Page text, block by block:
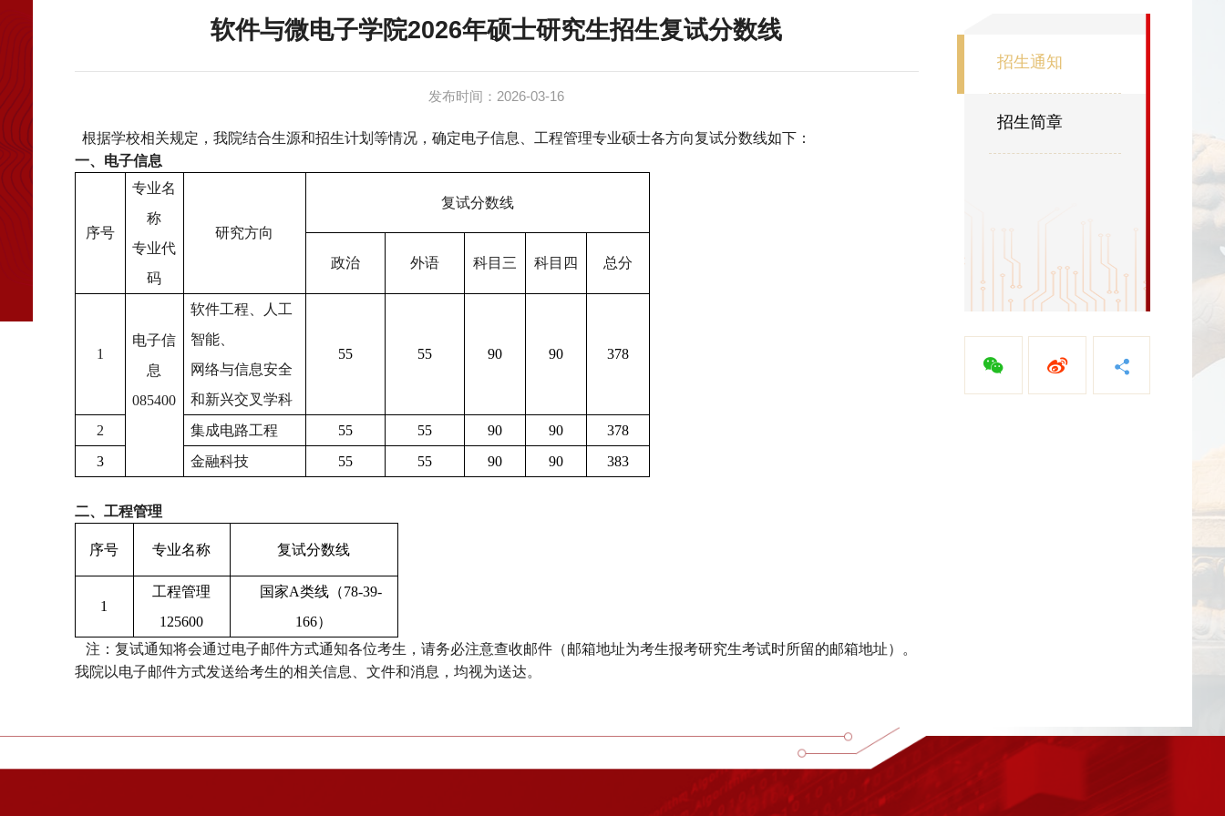
软件与微电子学院2026年硕士研究生招生复试分数线
发布时间：2026-03-16
根据学校相关规定，我院结合生源和招生计划等情况，确定电子信息、工程管理专业硕士各方向复试分数线如下：
一、电子信息
序号
专业名
称
专业代
码
研究方向
复试分数线
政治 外语 科目三 科目四 总分
1
电子信
息
085400
软件工程、人工
智能、
网络与信息安全
和新兴交叉学科
55 55 90 90 378
2 集成电路工程 55 55 90 90
378
3
金融科技 55 55 90 90 383
二、工程管理
序号 专业名称 复试分数线
1
工程管理
125600
国家A类线（78-39-
166）
注：复试通知将会通过电子邮件方式通知各位考生，请务必注意查收邮件（邮箱地址为考生报考研究生考试时所留的邮箱地址）。
我院以电子邮件方式发送给考生的相关信息、文件和消息，均视为送达。
招生通知
招生简章